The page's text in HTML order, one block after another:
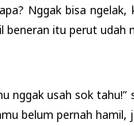
Nggak bisa
beneran itu perut udah
nggak usah sok
belum pernah hamil,